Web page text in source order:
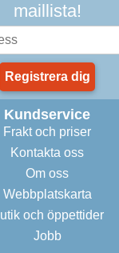
maillista!
Registrera dig
Kundservice
Frakt och priser
Kontakta oss
Om oss
Webbplatskarta
och öppettider
Jobb